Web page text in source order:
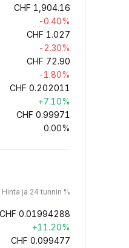
CHF 1,904.16
-0.40%
CHF 1.027
-2.30%
CHF 72.90
-1.80%
CHF 0.202011
+7.10%
CHF 0.99971
0.00%
Hinta ja 24 tunnin %
CHF 0.01994288
+11.20%
CHF 0.099477